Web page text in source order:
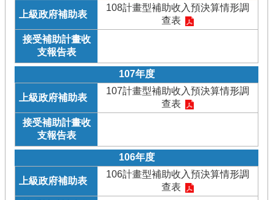
108計畫型補助收入預決算情形調
查表
107年度
107計畫型補助收入預決算情形調
查表
106年度
106計畫型補助收入預決算情形調
查表